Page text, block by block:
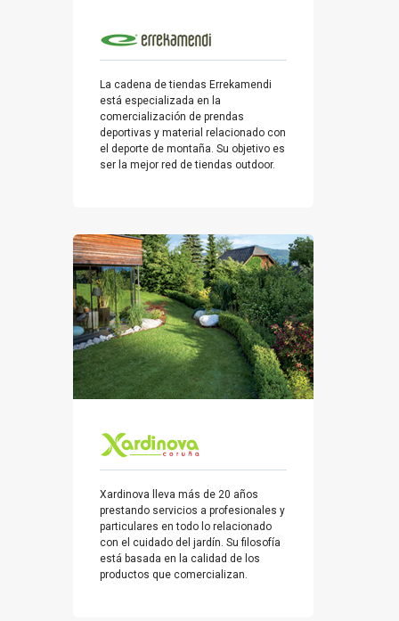
La cadena de tiendas Errekamendi
está especializada en la
comercialización de prendas
deportivas y material relacionado con
el deporte de montaña. Su objetivo es
ser la mejor red de tiendas outdoor.
Xardinova lleva más de 20 años
prestando servicios a profesionales y
particulares en todo lo relacionado
con el cuidado del jardín. Su filosofía
está basada en la calidad de los
productos que comercializan.